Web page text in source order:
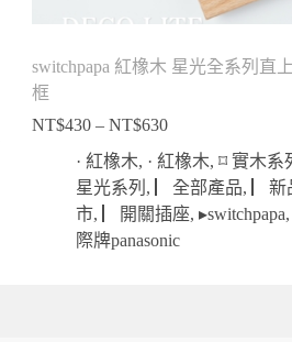
switchpapa 紅橡木 星光全系列直
框
NT$430 – NT$630價
格
範
圍：
· 紅橡木, · 紅橡木, ⌑ 實木系
星光系列 , ▏全部產品,
▏新
市, ▏開關插座, ▸switchpapa,
際牌panasonic